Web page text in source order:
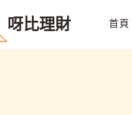
呀比理財 首頁